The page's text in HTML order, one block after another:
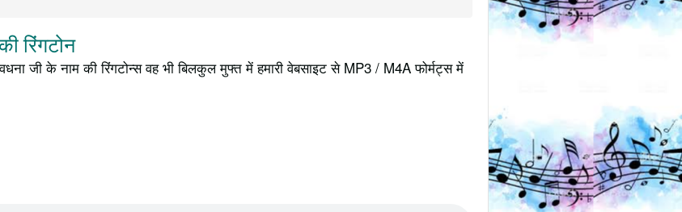
रिंगटोन
जी के नाम की रिंगटोन्स वह भी बिलकुल मुफ्त में हमारी वेबसाइट से MP3 / M4A फोर्मट्स में